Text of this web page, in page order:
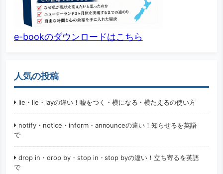
e-bookのダウンロードはこちら
人気の投稿
lie・lie・layの違い！嘘をつく・横になる・横たえるの使い方
notify・notice・inform・announceの違い！知らせるを英語
で
drop in・drop by・stop in・stop byの違い！立ち寄るを英語
で